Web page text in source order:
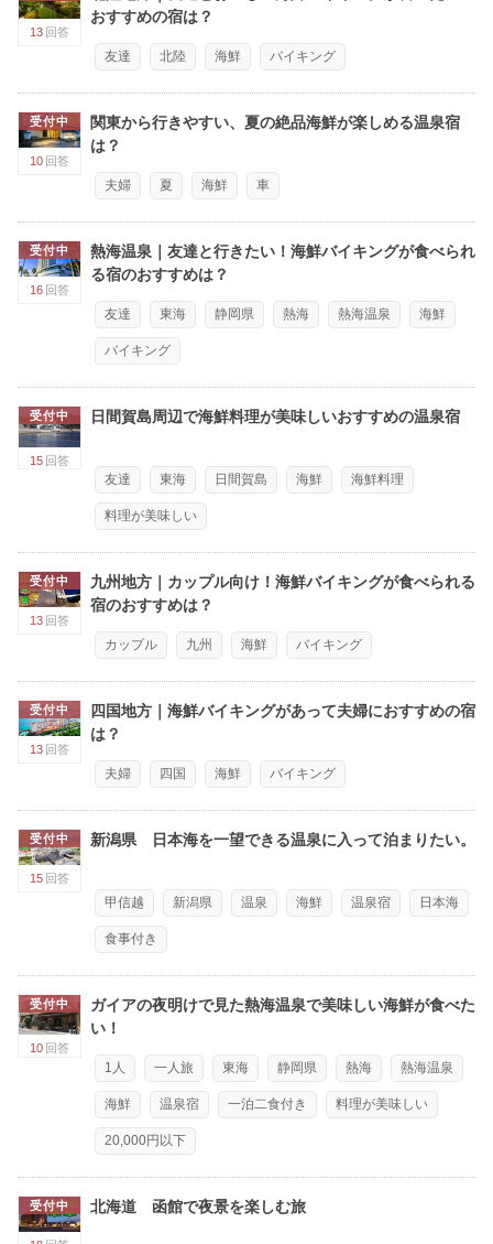
13 回答
おすすめの宿は？
友達 北陸 海鮮 バイキング
受付中
10 回答
関東から行きやすい、夏の絶品海鮮が楽しめる温泉宿
は？
夫婦 夏 海鮮 車
受付中
16 回答
熱海温泉｜友達と行きたい！海鮮バイキングが食べられ
る宿のおすすめは？
友達 東海 静岡県 熱海 熱海温泉 海鮮
バイキング
受付中
15 回答
日間賀島周辺で海鮮料理が美味しいおすすめの温泉宿
友達 東海 日間賀島 海鮮 海鮮料理
料理が美味しい
受付中
13 回答
九州地方｜カップル向け！海鮮バイキングが食べられる
宿のおすすめは？
カップル 九州 海鮮 バイキング
受付中
13 回答
四国地方｜海鮮バイキングがあって夫婦におすすめの宿
は？
夫婦 四国 海鮮 バイキング
受付中
15 回答
新潟県 日本海を一望できる温泉に入って泊まりたい。
甲信越 新潟県 温泉 海鮮 温泉宿 日本海
食事付き
受付中
10 回答
ガイアの夜明けで見た熱海温泉で美味しい海鮮が食べた
い！
1人 一人旅 東海 静岡県 熱海 熱海温泉
海鮮 温泉宿 一泊二食付き 料理が美味しい
20,000円以下
受付中 北海道 函館で夜景を楽しむ旅